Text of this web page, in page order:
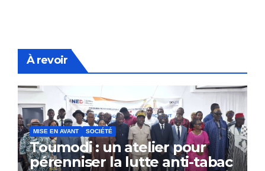
À revoir
MISE EN AVANT SOCIÉTÉ
Toumodi : un atelier pour
pérenniser la lutte anti-tabac